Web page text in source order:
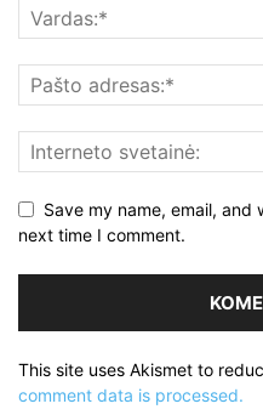
Save my name, email,
next time I comment.
This site uses Akismet to
comment data is processed.